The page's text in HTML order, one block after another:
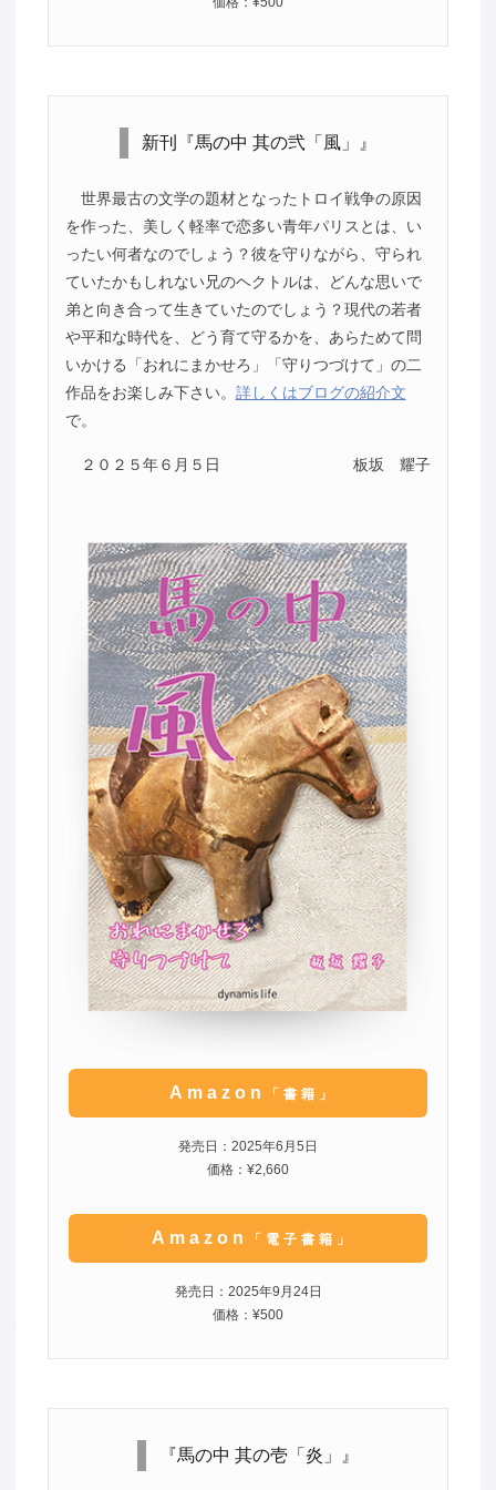
新刊『馬の中 其の弐「風」』
世界最古の文学の題材となったトロイ戦争の原因
を作った、美しく軽率で恋多い青年パリスとは、い
ったい何者なのでしょう？彼を守りながら、守られ
ていたかもしれない兄のヘクトルは、どんな思いで
弟と向き合って生きていたのでしょう？現代の若者
や平和な時代を、どう育て守るかを、あらためて問
いかける「おれにまかせろ」「守りつづけて」の二
作品をお楽しみ下さい。 詳しくはブログの紹介文
で。
２０２５年６月５日 板坂 耀子
Amazon 「書籍」
発売日：2025年6月5日
価格：¥2,660
Amazon 「電子書籍」
発売日：2025年9月24日
価格：¥500
『馬の中 其の壱「炎」』